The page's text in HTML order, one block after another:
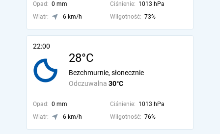
Opad: 0 mm Ciśnienie: 1013 hPa
Wiatr:
6 km/h Wilgotność: 73%
22:00
28°C
Odczuwalna 30°C
Bezchmurnie, słonecznie
Opad: 0 mm Ciśnienie: 1013 hPa
Wiatr:
6 km/h Wilgotność: 76%